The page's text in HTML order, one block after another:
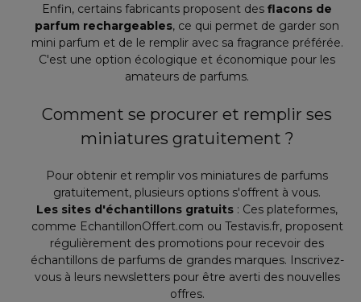
Enfin, certains fabricants proposent des flacons de
parfum rechargeables, ce qui permet de garder son
mini parfum et de le remplir avec sa fragrance préférée.
C'est une option écologique et économique pour les
amateurs de parfums.
Comment se procurer et remplir ses
miniatures gratuitement ?
Pour obtenir et remplir vos miniatures de parfums
gratuitement, plusieurs options s'offrent à vous.
Les sites d'échantillons gratuits : Ces plateformes,
comme EchantillonOffert.com ou Testavis.fr, proposent
régulièrement des promotions pour recevoir des
échantillons de parfums de grandes marques. Inscrivez-
vous à leurs newsletters pour être averti des nouvelles
offres.